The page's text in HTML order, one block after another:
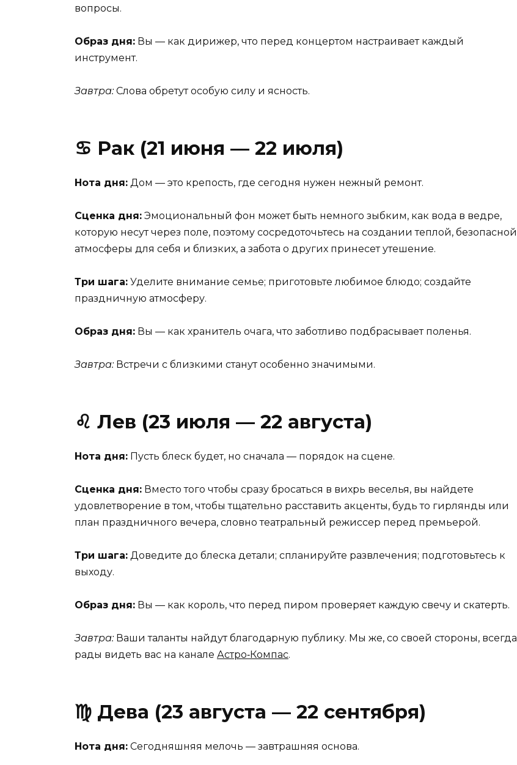
вопросы.
Образ дня: Вы — как дирижер, что перед концертом настраивает каждый
инструмент.
Завтра:Слова обретут особую силу и ясность.
♋ Рак (21 июня — 22 июля)
Нота дня: Дом — это крепость, где сегодня нужен нежный ремонт.
Сценка дня: Эмоциональный фон может быть немного зыбким, как вода в ведре,
которую несут через поле, поэтому сосредоточьтесь на создании теплой, безопасной
атмосферы для себя и близких, а забота о других принесет утешение.
Три шага: Уделите внимание семье; приготовьте любимое блюдо; создайте
праздничную атмосферу.
Образ дня: Вы — как хранитель очага, что заботливо подбрасывает поленья.
Завтра:Встречи с близкими станут особенно значимыми.
♌ Лев (23 июля — 22 августа)
Нота дня: Пусть блеск будет, но сначала — порядок на сцене.
Сценка дня: Вместо того чтобы сразу бросаться в вихрь веселья, вы найдете
удовлетворение в том, чтобы тщательно расставить акценты, будь то гирлянды или
план праздничного вечера, словно театральный режиссер перед премьерой.
Три шага: Доведите до блеска детали; спланируйте развлечения; подготовьтесь к
выходу.
Образ дня: Вы — как король, что перед пиром проверяет каждую свечу и скатерть.
Завтра:Ваши таланты найдут благодарную публику. Мы же, со своей стороны, всегда
рады видеть вас на канале Астро‑Компас.
♍ Дева (23 августа — 22 сентября)
Нота дня: Сегодняшняя мелочь — завтрашняя основа.